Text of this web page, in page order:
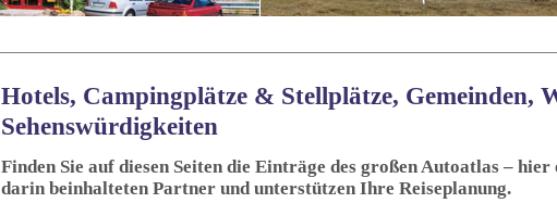
Hotels, Campingplätze & Stellplätze, Gemeinden,
Sehenswürdigkeiten
Finden Sie auf diesen Seiten die Einträge des großen Autoatlas – hier
darin beinhalteten Partner und unterstützen Ihre Reiseplanung.